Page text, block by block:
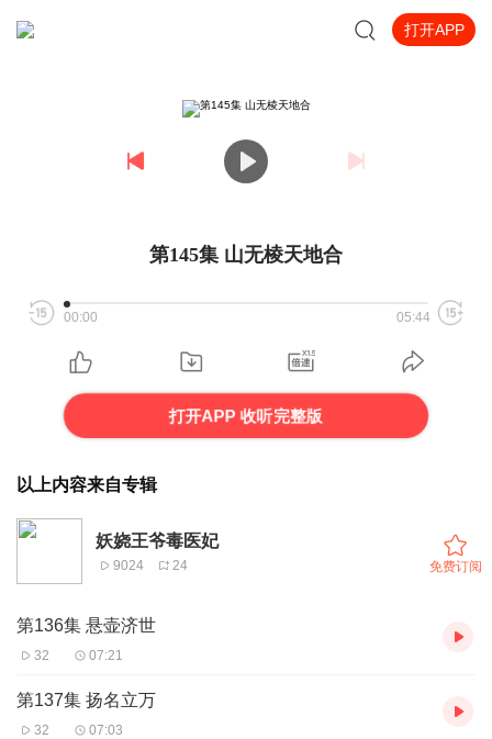
打开APP
第145集 山无棱天地合
00:00 05:44
打开APP 收听完整版
以上内容来自专辑
妖娆王爷毒医妃
9024 24 免费订阅
第136集 悬壶济世
32 07:21
第137集 扬名立万
32 07:03